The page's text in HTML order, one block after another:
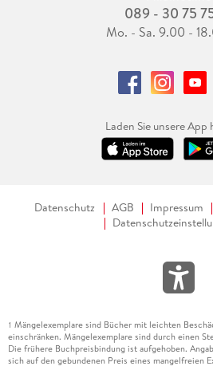
089 - 30 75
Mo. - Sa. 9.00 -
Laden Sie unsere App
Datenschutz AGB Impressum
1 Mängelexemplare sind Bücher mit leichten
einschränken. Mängelexemplare sind durch einen
Die frühere Buchpreisbindung ist aufgehoben.
sich auf den gebundenen Preis eines mangelfreien